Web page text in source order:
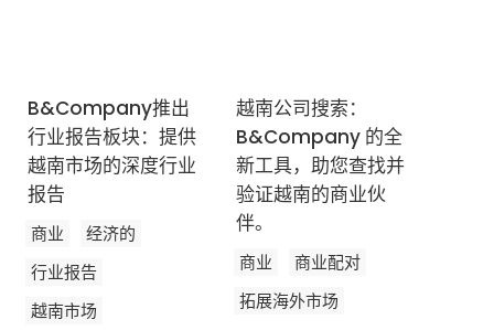
B&Company推出
行业报告板块：提供
越南市场的深度行业
报告
商业
经济的
行业报告
越南市场
越南公司搜索：
B&Company 的全
新工具，助您查找并
验证越南的商业伙
伴。
商业
商业配对
拓展海外市场